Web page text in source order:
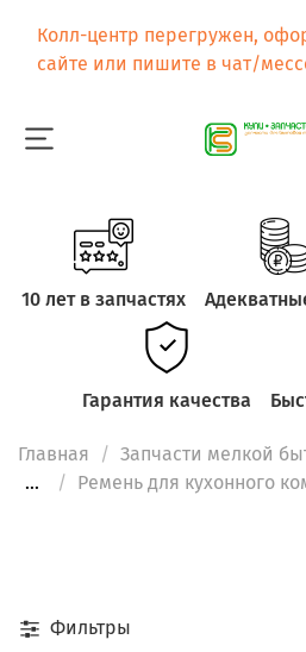
Колл-центр перегружен,
сайте или пишите в чат/
10 лет в запчастях
Гарантия качества
Главная
Запчасти мелкой
...
Ремень для кухонного
Фильтры